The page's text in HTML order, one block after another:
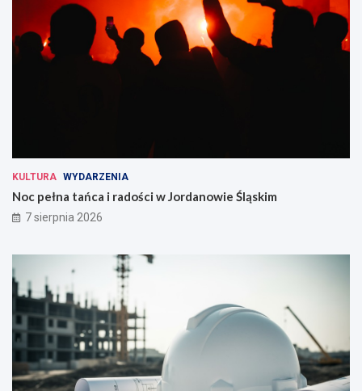
KULTURA WYDARZENIA
Noc pełna tańca i radości w Jordanowie Śląskim
7 sierpnia 2026